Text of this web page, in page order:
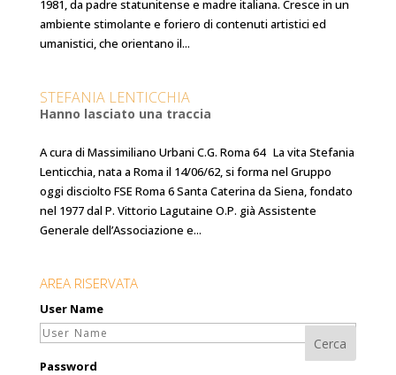
1981, da padre statunitense e madre italiana. Cresce in un
ambiente stimolante e foriero di contenuti artistici ed
umanistici, che orientano il...
STEFANIA LENTICCHIA
Hanno lasciato una traccia
A cura di Massimiliano Urbani C.G. Roma 64 La vita Stefania
Lenticchia, nata a Roma il 14/06/62, si forma nel Gruppo
oggi disciolto FSE Roma 6 Santa Caterina da Siena, fondato
nel 1977 dal P. Vittorio Lagutaine O.P. già Assistente
Generale dell’Associazione e...
AREA RISERVATA
User Name
Password